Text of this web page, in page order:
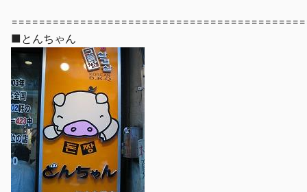
■とんちゃん